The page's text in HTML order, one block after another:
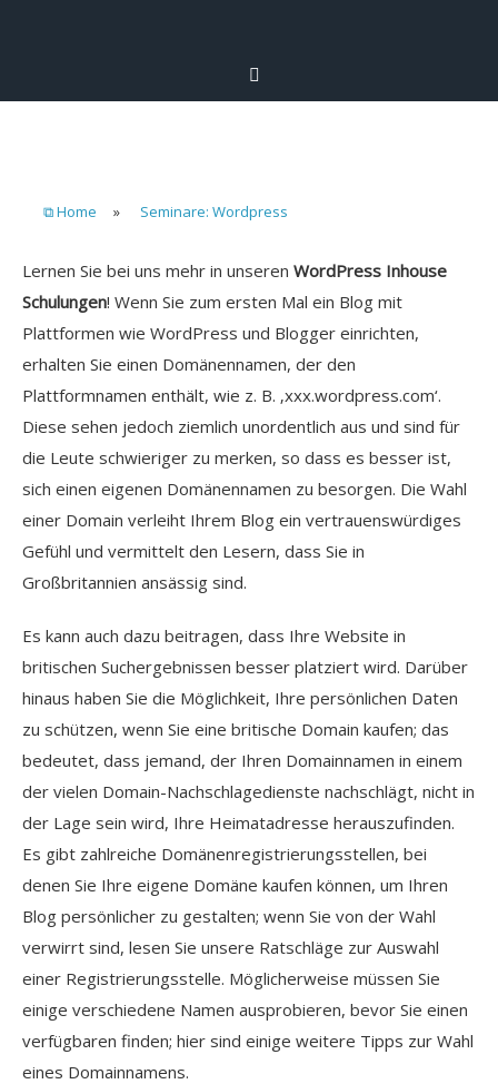
⧉ Home » Seminare: Wordpress
Lernen Sie bei uns mehr in unseren WordPress Inhouse
Schulungen! Wenn Sie zum ersten Mal ein Blog mit
Plattformen wie WordPress und Blogger einrichten,
erhalten Sie einen Domänennamen, der den
Plattformnamen enthält, wie z. B. ‚xxx.wordpress.com‘.
Diese sehen jedoch ziemlich unordentlich aus und sind für
die Leute schwieriger zu merken, so dass es besser ist,
sich einen eigenen Domänennamen zu besorgen. Die Wahl
einer Domain verleiht Ihrem Blog ein vertrauenswürdiges
Gefühl und vermittelt den Lesern, dass Sie in
Großbritannien ansässig sind.
Es kann auch dazu beitragen, dass Ihre Website in
britischen Suchergebnissen besser platziert wird. Darüber
hinaus haben Sie die Möglichkeit, Ihre persönlichen Daten
zu schützen, wenn Sie eine britische Domain kaufen; das
bedeutet, dass jemand, der Ihren Domainnamen in einem
der vielen Domain-Nachschlagedienste nachschlägt, nicht in
der Lage sein wird, Ihre Heimatadresse herauszufinden.
Es gibt zahlreiche Domänenregistrierungsstellen, bei
denen Sie Ihre eigene Domäne kaufen können, um Ihren
Blog persönlicher zu gestalten; wenn Sie von der Wahl
verwirrt sind, lesen Sie unsere Ratschläge zur Auswahl
einer Registrierungsstelle. Möglicherweise müssen Sie
einige verschiedene Namen ausprobieren, bevor Sie einen
verfügbaren finden; hier sind einige weitere Tipps zur Wahl
eines Domainnamens.